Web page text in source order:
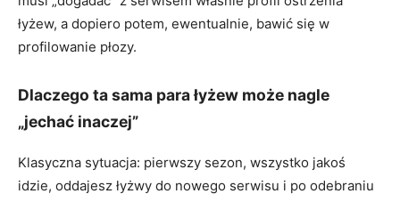
łyżew, a dopiero potem, ewentualnie, bawić się w
profilowanie płozy.
Dlaczego ta sama para łyżew może nagle
„jechać inaczej”
Klasyczna sytuacja: pierwszy sezon, wszystko jakoś
idzie, oddajesz łyżwy do nowego serwisu i po odebraniu